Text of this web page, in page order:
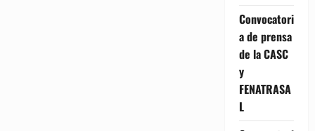
Convocatori
a de prensa
de la CASC
y
FENATRASA
L